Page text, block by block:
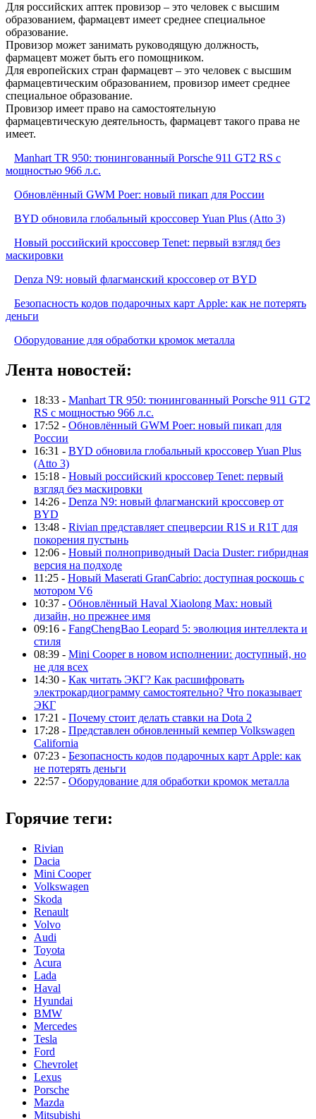
Для российских аптек провизор – это человек с высшим
образованием, фармацевт имеет среднее специальное
образование.
Провизор может занимать руководящую должность,
фармацевт может быть его помощником.
Для европейских стран фармацевт – это человек с высшим
фармацевтическим образованием, провизор имеет среднее
специальное образование.
Провизор имеет право на самостоятельную
фармацевтическую деятельность, фармацевт такого права не
имеет.
Manhart TR 950: тюнингованный Porsche 911 GT2 RS с
мощностью 966 л.с.
Обновлённый GWM Poer: новый пикап для России
BYD обновила глобальный кроссовер Yuan Plus (Atto 3)
Новый российский кроссовер Tenet: первый взгляд без
маскировки
Denza N9: новый флагманский кроссовер от BYD
Безопасность кодов подарочных карт Apple: как не потерять
деньги
Оборудование для обработки кромок металла
Лента новостей:
18:33 - Manhart TR 950: тюнингованный Porsche 911 GT2
RS с мощностью 966 л.с.
17:52 - Обновлённый GWM Poer: новый пикап для
России
16:31 - BYD обновила глобальный кроссовер Yuan Plus
(Atto 3)
15:18 - Новый российский кроссовер Tenet: первый
взгляд без маскировки
14:26 - Denza N9: новый флагманский кроссовер от
BYD
13:48 - Rivian представляет спецверсии R1S и R1T для
покорения пустынь
12:06 - Новый полноприводный Dacia Duster: гибридная
версия на подходе
11:25 - Новый Maserati GranCabrio: доступная роскошь с
мотором V6
10:37 - Обновлённый Haval Xiaolong Max: новый
дизайн, но прежнее имя
09:16 - FangChengBao Leopard 5: эволюция интеллекта и
стиля
08:39 - Mini Cooper в новом исполнении: доступный, но
не для всех
14:30 - Как читать ЭКГ? Как расшифровать
электрокардиограмму самостоятельно? Что показывает
ЭКГ
17:21 - Почему стоит делать ставки на Dota 2
17:28 - Представлен обновленный кемпер Volkswagen
California
07:23 - Безопасность кодов подарочных карт Apple: как
не потерять деньги
22:57 - Оборудование для обработки кромок металла
Горячие теги:
Rivian
Dacia
Mini Cooper
Volkswagen
Skoda
Renault
Volvo
Audi
Toyota
Acura
Lada
Haval
Hyundai
BMW
Mercedes
Tesla
Ford
Chevrolet
Lexus
Porsche
Mazda
Mitsubishi